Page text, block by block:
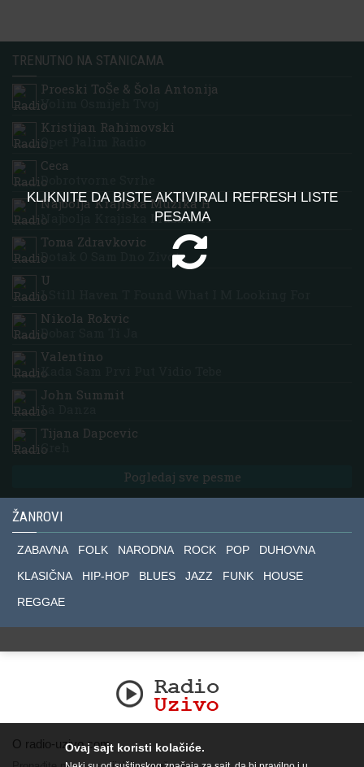
KLIKNITE DA BISTE AKTIVIRALI REFRESH LISTE
PESAMA
TRENUTNO NA STANICAMA
Proeski ToŠe & Šola Antonija
Volim Osmijeh Tvoj
Kristijan Rahimovski
Opet Palim Radio
Ceca
Dobrotvorne Svrhe
Najbolja Krajiska Muzika H
Najbolja Krajiska Muzika H
Toma Zdravkovic
Dotak O Sam Dno Zivota
U
I Still Haven T Found What I M Looking For
Nikola Rokvic
Dobar Sam Ti Ja
Valentino
Kada Sam Prvi Put Vidio Tebe
John Summit
La Danza
Tijana Dapcevic
Greh
Pogledaj sve pesme
ŽANROVI
ZABAVNA FOLK NARODNA ROCK POP
DUHOVNA
KLASIČNA
HIP-HOP BLUES JAZZ FUNK
HOUSE
REGGAE
O radio-uzivo.comOvaj sajt koristi kolačiće.